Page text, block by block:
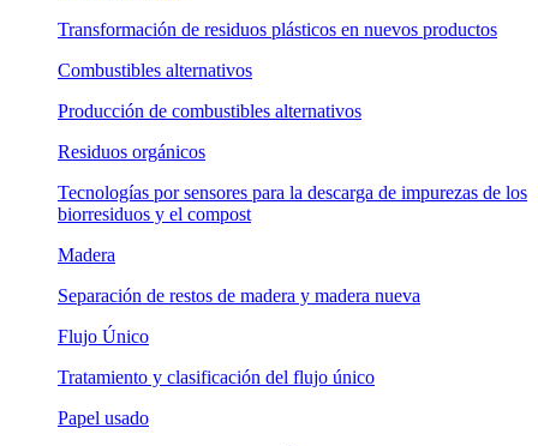
Transformación de residuos plásticos en nuevos productos
Combustibles alternativos
Producción de combustibles alternativos
Residuos orgánicos
Tecnologías por sensores para la descarga de impurezas de los
biorresiduos y el compost
Madera
Separación de restos de madera y madera nueva
Flujo Único
Tratamiento y clasificación del flujo único
Papel usado